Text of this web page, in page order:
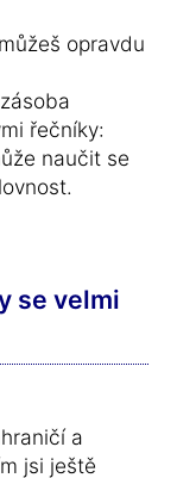
opravdu
řečníky:
naučit se
se velmi
a
jsi ještě